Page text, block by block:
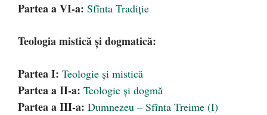
Partea a VI-a: Sfînta Tradiție
Teologia mistică și dogmatică:
Partea I: Teologie și mistică
Partea a II-a: Teologie și dogmă
Partea a III-a: Dumnezeu – Sfînta Treime (I)